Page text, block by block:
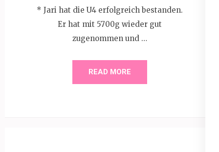
* Jari hat die U4 erfolgreich bestanden.
Er hat mit 5700g wieder gut
zugenommen und …
READ MORE